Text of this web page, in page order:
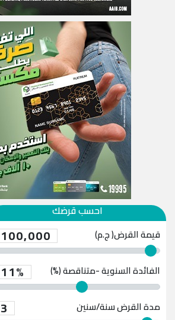
احسب قرضك
قيمة القرض( ج.م) 100,000
الفائدة السنوية -متناقصة (%) 11%
مدة القرض 3 سنة/سنين